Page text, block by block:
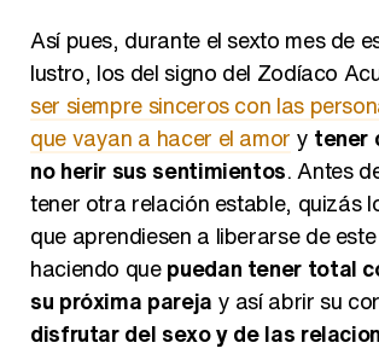
lustro, los del signo del Zodíaco
ser siempre sinceros con las
que vayan a hacer el amorytener
no herir sus sentimientos. Antes
tener otra relación estable, quizás
que aprendiesen a liberarse de
haciendo quepuedan tener total
su próxima parejay así abrir su
disfrutar del sexo y de las
como se merecen.